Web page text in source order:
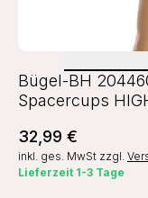
Bügel-BH
Spacercups
32,99 €
inkl. ges. MwSt zzgl.
Lieferzeit 1-3 Tage